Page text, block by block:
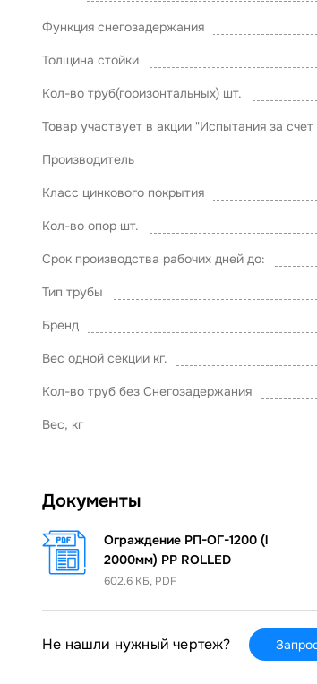
Функция снегозадержания
Толщина стойки
Кол-во труб(горизонтальных) шт.
Товар участвует в акции "Испытания за счет
Производитель
Класс цинкового покрытия
Кол-во опор шт.
Срок производства рабочих дней до:
Тип трубы
Бренд
Вес одной секции кг.
Кол-во труб без Снегозадержания
Вес, кг
Документы
Ограждение РП-ОГ-1200 (l
2000мм) PP ROLLED
602.6 КБ, PDF
Не нашли нужный чертеж?